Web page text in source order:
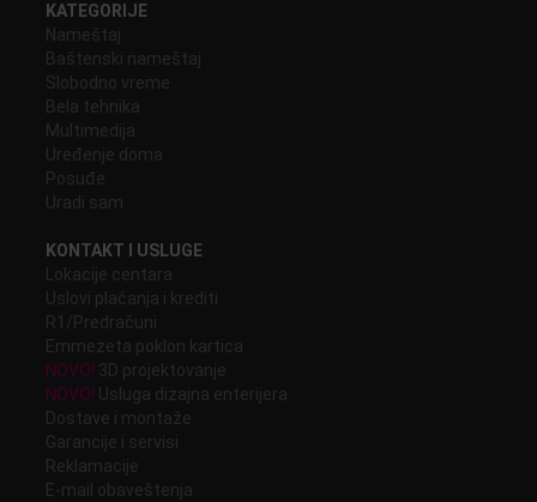
KATEGORIJE
Nameštaj
Baštenski nameštaj
Slobodno vreme
Bela tehnika
Multimedija
Uređenje doma
Posuđe
Uradi sam
KONTAKT I USLUGE
Lokacije centara
Uslovi plaćanja i krediti
R1/Predračuni
Emmezeta poklon kartica
NOVO! 3D projektovanje
NOVO!
Usluga dizajna enterijera
Dostave i montaže
Garancije i servisi
Reklamacije
E-mail obaveštenja